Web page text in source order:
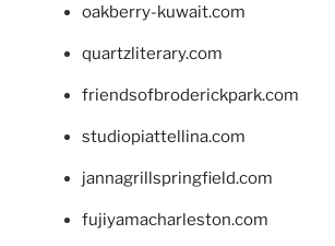
oakberry-kuwait.com
quartzliterary.com
friendsofbroderickpark.com
studiopiattellina.com
jannagrillspringfield.com
fujiyamacharleston.com